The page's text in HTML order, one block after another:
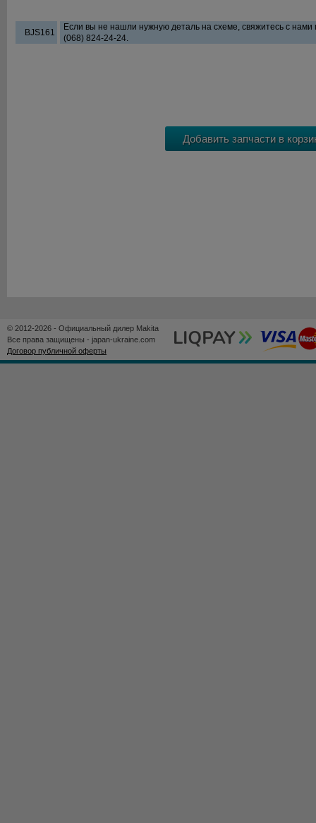
BJS161
Если вы не нашли нужную деталь на схеме, свяжитесь с
(068) 824-24-24.
© 2012-2026 - Официальный дилер Makita
Все права защищены - japan-ukraine.com
Договор публичной оферты